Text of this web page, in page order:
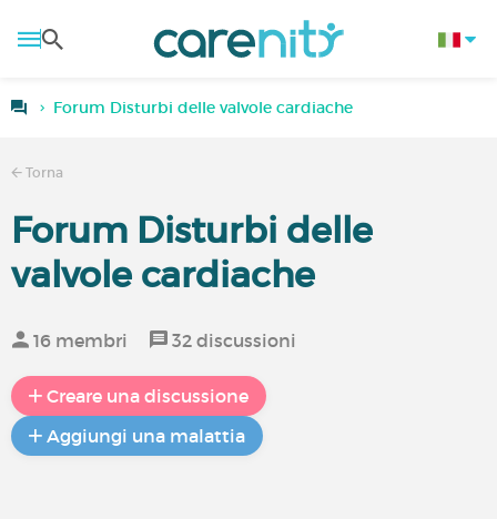
Forum Disturbi delle valvole cardiache
Torna
Forum Disturbi delle
valvole cardiache
16 membri 32 discussioni
Creare una discussione
Aggiungi una malattia